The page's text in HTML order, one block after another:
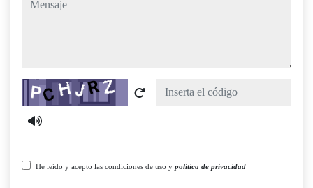
Captcha
He leído y acepto las condiciones de uso y política de privacidad